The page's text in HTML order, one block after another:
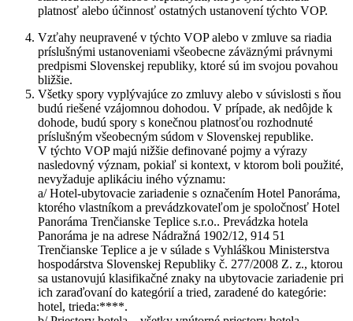
platnosť alebo účinnosť ostatných ustanovení týchto VOP.
Vzťahy neupravené v týchto VOP alebo v zmluve sa riadia
príslušnými ustanoveniami všeobecne záväznými právnymi
predpismi Slovenskej republiky, ktoré sú im svojou povahou
bližšie.
Všetky spory vyplývajúce zo zmluvy alebo v súvislosti s ňou
budú riešené vzájomnou dohodou. V prípade, ak nedôjde k
dohode, budú spory s konečnou platnosťou rozhodnuté
príslušným všeobecným súdom v Slovenskej republike.
V týchto VOP majú nižšie definované pojmy a výrazy
nasledovný význam, pokiaľ si kontext, v ktorom boli použité,
nevyžaduje aplikáciu iného významu:
a/ Hotel-ubytovacie zariadenie s označením Hotel Panoráma,
ktorého vlastníkom a prevádzkovateľom je spoločnosť Hotel
Panoráma Trenčianske Teplice s.r.o.. Prevádzka hotela
Panoráma je na adrese Nádražná 1902/12, 914 51
Trenčianske Teplice a je v súlade s Vyhláškou Ministerstva
hospodárstva Slovenskej Republiky č. 277/2008 Z. z., ktorou
sa ustanovujú klasifikačné znaky na ubytovacie zariadenie pri
ich zaraďovaní do kategórií a tried, zaradené do kategórie:
hotel, trieda:****.